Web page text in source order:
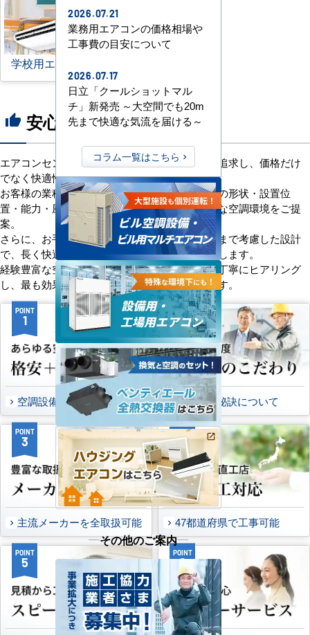
学校用エアコン
thumb_up 安心の8つのポイント
エアコンセンターACは、「格安＋α」の価値を追求し、価格だけ
でなく快適性と機能性にもこだわっています。
お客様の業種や施設の形態に合わせて、室内機の形状・設置位
置・能力・風向きなどを総合的に検討し、最適な空調環境をご提
案。
さらに、お手入れのしやすさやメンテナンス性まで考慮した設計
で、長く快適にご使用いただけるようサポートします。
経験豊富な空調技術者が現場の状況やご要望を丁寧にヒアリング
し、最も効果的で効率的なプランをお届けします。
POINT
1
空調設備のご提案について
POINT
2
選ばれる秘訣について
POINT
3
主流メーカーを全取扱可能
POINT
4
47都道府県で工事可能
POINT
5
POINT
6
2026.07.21
業務用エアコンの価格相場や
工事費の目安について
2026.07.17
日立「クールショットマル
チ」新発売 ～大空間でも20m
先まで快適な気流を届ける～
コラム一覧はこちら
その他のご案内